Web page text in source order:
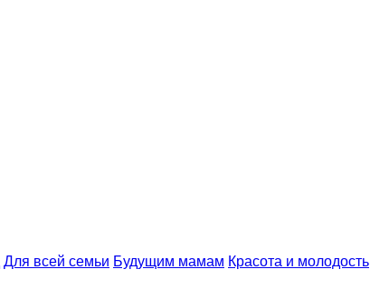
Для всей семьи Будущим мамам Красота и молодость